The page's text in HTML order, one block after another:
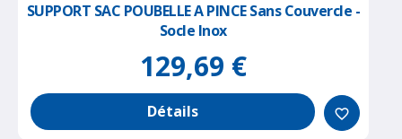
SUPPORT SAC POUBELLE A PINCE Sans Couvercle -
Socle Inox
129,69 €
Détails favorite_border